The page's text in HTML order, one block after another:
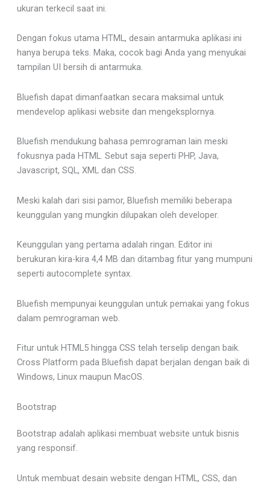
ukuran terkecil saat ini.
Dengan fokus utama HTML, desain antarmuka aplikasi ini
hanya berupa teks. Maka, cocok bagi Anda yang menyukai
tampilan UI bersih di antarmuka.
Bluefish dapat dimanfaatkan secara maksimal untuk
mendevelop aplikasi website dan mengeksplornya.
Bluefish mendukung bahasa pemrograman lain meski
fokusnya pada HTML. Sebut saja seperti PHP, Java,
Javascript, SQL, XML dan CSS.
Meski kalah dari sisi pamor, Bluefish memiliki beberapa
keunggulan yang mungkin dilupakan oleh developer.
Keunggulan yang pertama adalah ringan. Editor ini
berukuran kira-kira 4,4 MB dan ditambag fitur yang mumpuni
seperti autocomplete syntax.
Bluefish mempunyai keunggulan untuk pemakai yang fokus
dalam pemrograman web.
Fitur untuk HTML5 hingga CSS telah terselip dengan baik.
Cross Platform pada Bluefish dapat berjalan dengan baik di
Windows, Linux maupun MacOS.
Bootstrap
Bootstrap adalah aplikasi membuat website untuk bisnis
yang responsif.
Untuk membuat desain website dengan HTML, CSS, dan